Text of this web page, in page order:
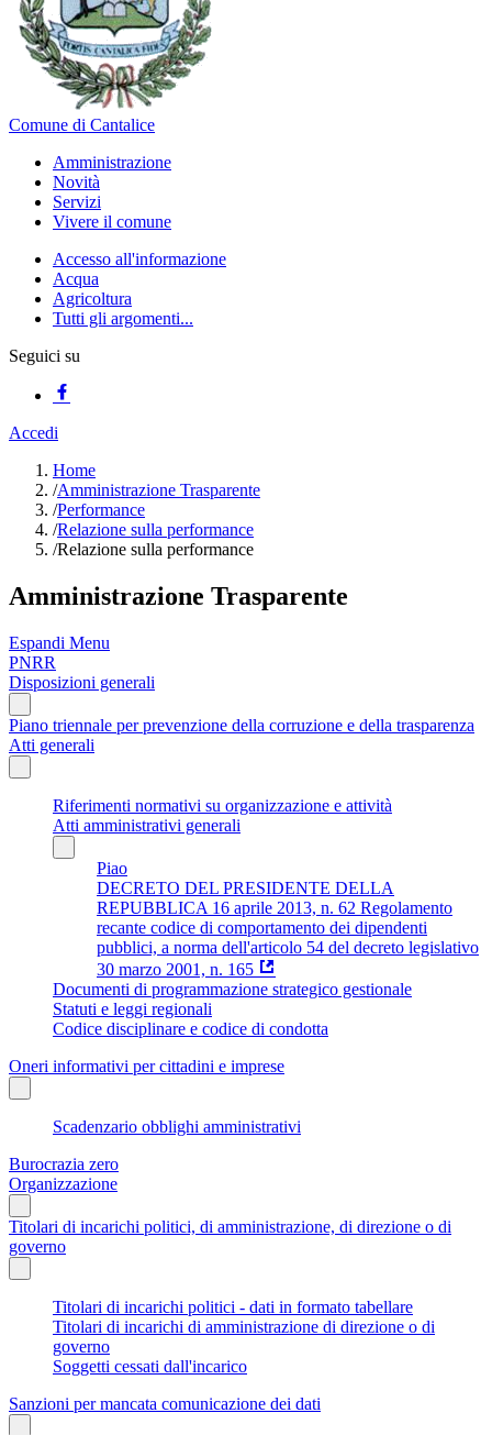
Comune di Cantalice
Amministrazione
Novità
Servizi
Vivere il comune
Accesso all'informazione
Acqua
Agricoltura
Tutti gli argomenti...
Seguici su
Accedi
Home
/Amministrazione Trasparente
/Performance
/Relazione sulla performance
/Relazione sulla performance
Amministrazione Trasparente
Espandi Menu
PNRR
Disposizioni generali
Piano triennale per prevenzione della corruzione e della trasparenza
Atti generali
Riferimenti normativi su organizzazione e attività
Atti amministrativi generali
Piao
DECRETO DEL PRESIDENTE DELLA
REPUBBLICA 16 aprile 2013, n. 62 Regolamento
recante codice di comportamento dei dipendenti
pubblici, a norma dell'articolo 54 del decreto legislativo
30 marzo 2001, n. 165
Documenti di programmazione strategico gestionale
Statuti e leggi regionali
Codice disciplinare e codice di condotta
Oneri informativi per cittadini e imprese
Scadenzario obblighi amministrativi
Burocrazia zero
Organizzazione
Titolari di incarichi politici, di amministrazione, di direzione o di
governo
Titolari di incarichi politici - dati in formato tabellare
Titolari di incarichi di amministrazione di direzione o di
governo
Soggetti cessati dall'incarico
Sanzioni per mancata comunicazione dei dati